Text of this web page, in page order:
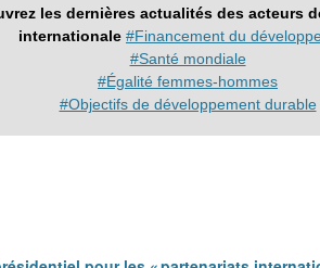
les dernières actualités des acteurs
internationale #Financement du
#Santé mondiale
#Égalité femmes-hommes
#Objectifs de développement durable